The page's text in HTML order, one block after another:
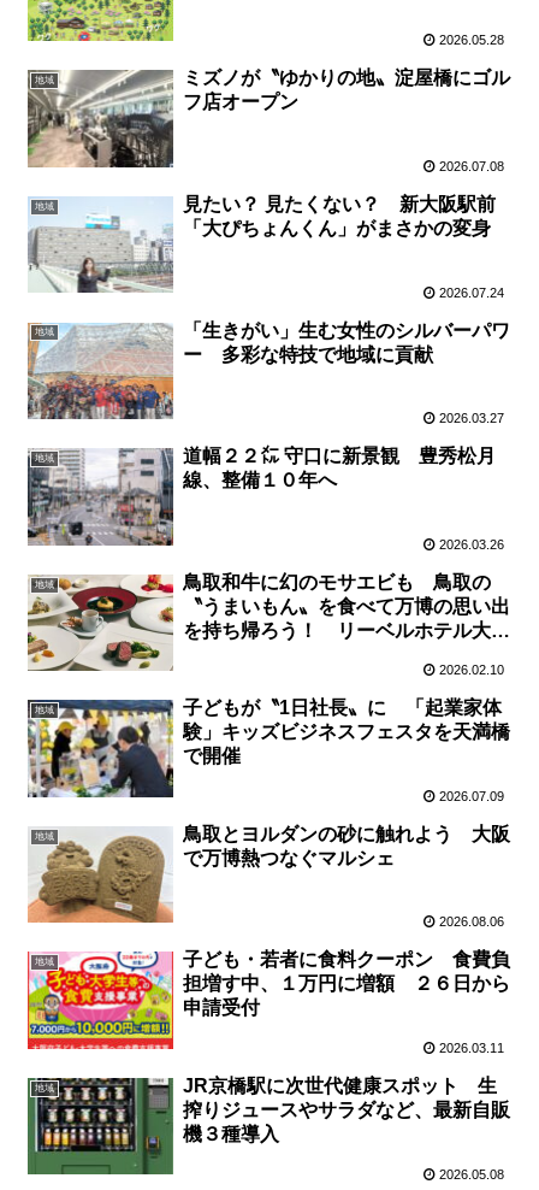
2026.05.28
地域
ミズノが〝ゆかりの地〟淀屋橋にゴル
フ店オープン
2026.07.08
地域
見たい？ 見たくない？ 新大阪駅前
「大ぴちょんくん」がまさかの変身
2026.07.24
地域
「生きがい」生む女性のシルバーパワ
ー 多彩な特技で地域に貢献
2026.03.27
地域
道幅２２㍍ 守口に新景観 豊秀松月
線、整備１０年へ
2026.03.26
地域
鳥取和牛に幻のモサエビも 鳥取の
〝うまいもん〟を食べて万博の思い出
を持ち帰ろう！ リーベルホテル大阪
サンドパビリオン〟オープン記念」ア
フター万博企画
2026.02.10
地域
子どもが〝1日社長〟に 「起業家体
験」キッズビジネスフェスタを天満橋
で開催
2026.07.09
地域
鳥取とヨルダンの砂に触れよう 大阪
で万博熱つなぐマルシェ
2026.08.06
地域
子ども・若者に食料クーポン 食費負
担増す中、１万円に増額 ２６日から
申請受付
2026.03.11
地域
JR京橋駅に次世代健康スポット 生
搾りジュースやサラダなど、最新自販
機３種導入
2026.05.08